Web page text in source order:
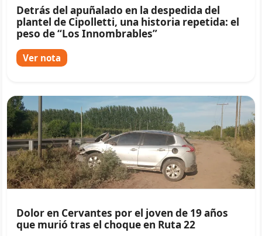
Detrás del apuñalado en la despedida del
plantel de Cipolletti, una historia repetida: el
peso de “Los Innombrables”
Ver nota
Dolor en Cervantes por el joven de 19 años
que murió tras el choque en Ruta 22